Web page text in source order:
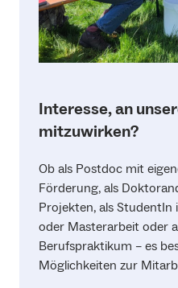
Interesse, an
mitzuwirken?
Ob als Postdoc mit
Förderung, als
Projekten, als StudentIn
oder Masterarbeit oder
Berufspraktikum – es
Möglichkeiten zur